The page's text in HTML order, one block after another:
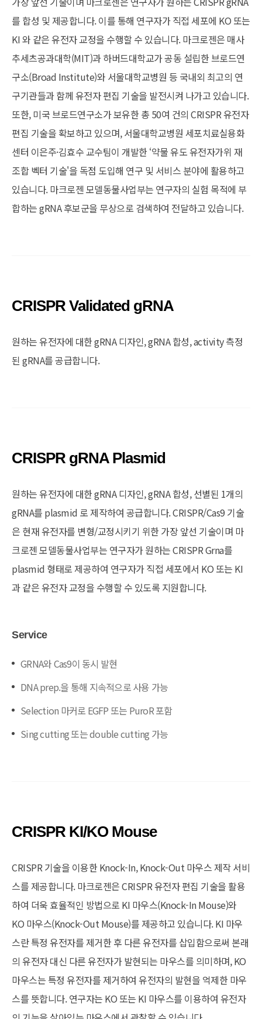
를 합성 및 제공합니다. 이를 통해 연구자가 직접 세포에 KO 또는
KI 와 같은 유전자 교정을 수행할 수 있습니다. 마크로젠은 매사
추세츠공과대학(MIT)과 하버드대학교가 공동 설립한 브로드연
구소(Broad Institute)와 서울대학교병원 등 국내외 최고의 연
구기관들과 함께 유전자 편집 기술을 발전시켜 나가고 있습니다.
또한, 미국 브로드연구소가 보유한 총 50여 건의 CRISPR 유전자
편집 기술을 확보하고 있으며, 서울대학교병원 세포치료실용화
센터 이은주·김효수 교수팀이 개발한 ‘약물 유도 유전자가위 재
조합 벡터 기술'을 독점 도입해 연구 및 서비스 분야에 활용하고
있습니다. 마크로젠 모델동물사업부는 연구자의 실험 목적에 부
합하는 gRNA 후보군을 무상으로 검색하여 전달하고 있습니다.
CRISPR Validated gRNA
원하는 유전자에 대한 gRNA 디자인, gRNA 합성, activity 측정
된 gRNA를 공급합니다.
CRISPR gRNA Plasmid
원하는 유전자에 대한 gRNA 디자인, gRNA 합성, 선별된 1개의
gRNA를 plasmid 로 제작하여 공급합니다. CRISPR/Cas9 기술
은 현재 유전자를 변형/교정시키기 위한 가장 앞선 기술이며 마
크로젠 모델동물사업부는 연구자가 원하는 CRISPR Grna를
plasmid 형태로 제공하여 연구자가 직접 세포에서 KO 또는 KI
과 같은 유전자 교정을 수행할 수 있도록 지원합니다.
Service
GRNA와 Cas9이 동시 발현
DNA prep.을 통해 지속적으로 사용 가능
Selection 마커로 EGFP 또는 PuroR 포함
Sing cutting 또는 double cutting 가능
CRISPR KI/KO Mouse
CRISPR 기술을 이용한 Knock-In, Knock-Out 마우스 제작 서비
스를 제공합니다. 마크로젠은 CRISPR 유전자 편집 기술을 활용
하여 더욱 효율적인 방법으로 KI 마우스(Knock-In Mouse)와
KO 마우스(Knock-Out Mouse)를 제공하고 있습니다. KI 마우
스란 특정 유전자를 제거한 후 다른 유전자를 삽입함으로써 본래
의 유전자 대신 다른 유전자가 발현되는 마우스를 의미하며, KO
마우스는 특정 유전자를 제거하여 유전자의 발현을 억제한 마우
스를 뜻합니다. 연구자는 KO 또는 KI 마우스를 이용하여 유전자